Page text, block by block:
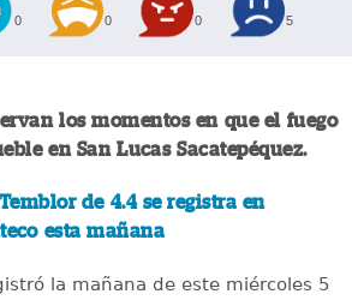
0 0 0 5
los momentos en que el fuego
en San Lucas Sacatepéquez.
Temblor de 4.4 se registra en
esta mañana
la mañana de este miércoles 5